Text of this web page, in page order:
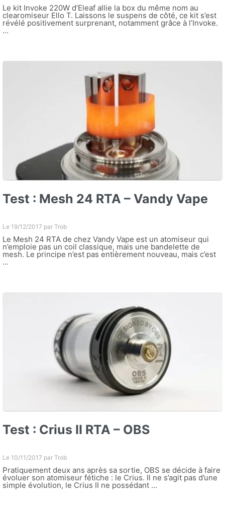
Le kit Invoke 220W d’Eleaf allie la box du même nom au
clearomiseur Ello T. Laissons le suspens de côté, ce kit s’est
révélé positivement surprenant, notamment grâce à l’Invoke.
...
Test : Mesh 24 RTA – Vandy Vape
Le 19/12/2017 par Trob
Le Mesh 24 RTA de chez Vandy Vape est un atomiseur qui
n’emploie pas un coil classique, mais une bandelette de
mesh. Le principe n’est pas entièrement nouveau, mais c’est
...
Test : Crius II RTA – OBS
Le 10/11/2017 par Trob
Pratiquement deux ans après sa sortie, OBS se décide à faire
évoluer son atomiseur fétiche : le Crius. Il ne s’agit pas d’une
simple évolution, le Crius II ne possédant ...